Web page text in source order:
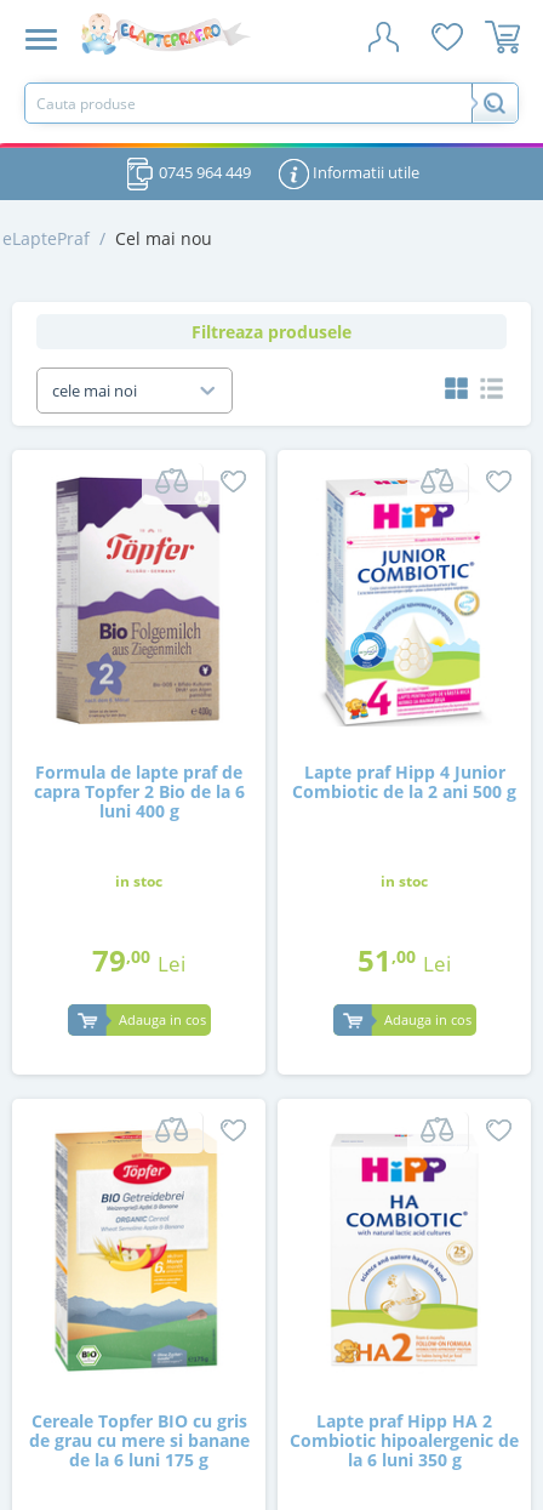
0745 964 449 Informatii utile
eLaptePraf / Cel mai nou
Filtreaza produsele
cele mai noi
Formula de lapte praf de
capra Topfer 2 Bio de la 6
luni 400 g
in stoc
79,00 Lei
Adauga in cos
Lapte praf Hipp 4 Junior
Combiotic de la 2 ani 500 g
in stoc
51 ,00 Lei
Adauga in cos
Cereale Topfer BIO cu gris
de grau cu mere si banane
de la 6 luni 175 g
Lapte praf Hipp HA 2
Combiotic hipoalergenic de
la 6 luni 350 g